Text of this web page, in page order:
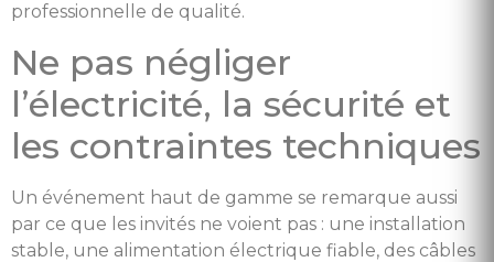
professionnelle de qualité.
Ne pas négliger
l’électricité, la sécurité et
les contraintes techniques
Un événement haut de gamme se remarque aussi
par ce que les invités ne voient pas : une installation
stable, une alimentation électrique fiable, des câbles